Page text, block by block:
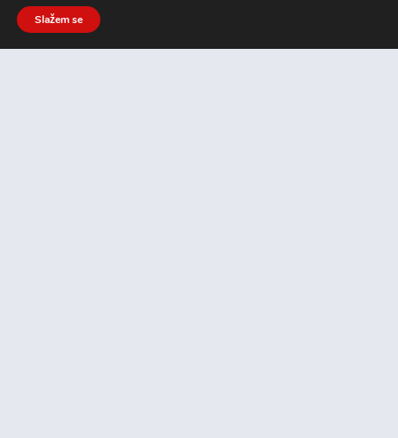
znanje i napravila prve glumačke korake u predstavama u
pozorištu „Duško Radović“.
Poznati fotograf Nebojša Babić uveo ju je u svijet manekenstva.
Slažem se